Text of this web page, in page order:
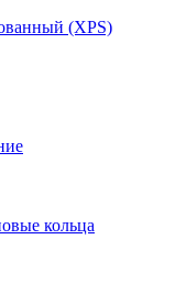
(XPS)
кольца